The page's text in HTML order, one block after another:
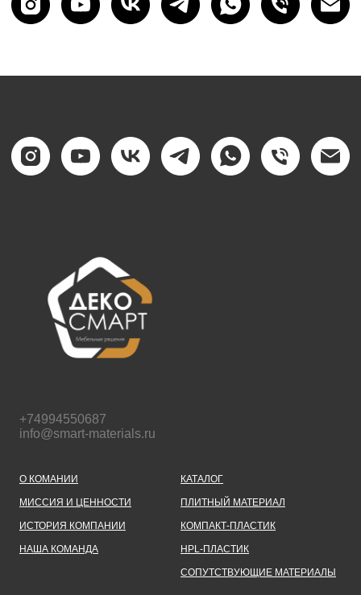
+74994550687
info@smart-materials.ru
О КОМАНИИ
МИССИЯ И ЦЕННОСТИ
ИСТОРИЯ КОМПАНИИ
НАША КОМАНДА
КАТАЛОГ
ПЛИТНЫЙ МАТЕРИАЛ
КОМПАКТ-ПЛАСТИК
HPL-ПЛАСТИК
СОПУТСТВУЮЩИЕ МАТЕРИАЛЫ